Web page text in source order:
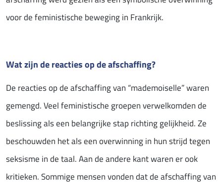
voor de feministische beweging in Frankrijk.
Wat zijn de reacties op de afschaffing?
De reacties op de afschaffing van “mademoiselle” waren
gemengd. Veel feministische groepen verwelkomden de
beslissing als een belangrijke stap richting gelijkheid. Ze
beschouwden het als een overwinning in hun strijd tegen
seksisme in de taal. Aan de andere kant waren er ook
kritieken. Sommige mensen vonden dat de afschaffing van